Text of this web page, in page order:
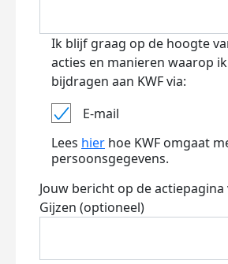
Ik blijf graag op de hoogte
acties en manieren waarop
bijdragen aan KWF via:
E-mail
Lees hier hoe KWF omgaat
persoonsgegevens.
Jouw bericht op de actiepagina
Gijzen (optioneel)